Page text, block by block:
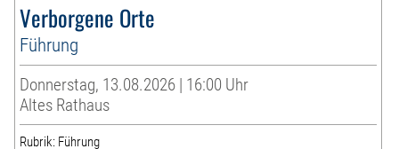
Verborgene Orte
Führung
Donnerstag, 13.08.2026 | 16:00 Uhr
Altes Rathaus
Rubrik: Führung